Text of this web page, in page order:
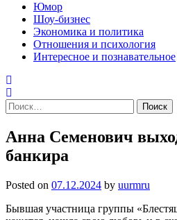
Юмор
Шоу-бизнес
Экономика и политика
Отношения и психология
Интересное и познавательное
Найти:
Анна Семенович
банкира
Posted on 07.12.2024 by uurmru
Бывшая участница группы